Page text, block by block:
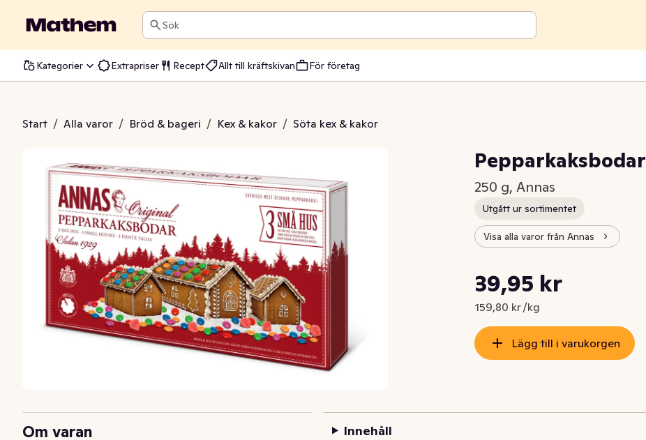
Sök
Kategorier Extrapriser Recept Allt till kräftskivan För företag
Start / Alla varor / Bröd & bageri / Kex & kakor / Söta kex & kakor
Pepparkaksbodar
250 g, Annas
Utgått ur sortimentet
Visa alla varor från Annas
Nuvarande pris är: 39,95 kr
39,95 kr
159,80 kr /kg
Styckpris: 159,80 kr /kg
Lägg till i varukorgen
Om varan Innehåll